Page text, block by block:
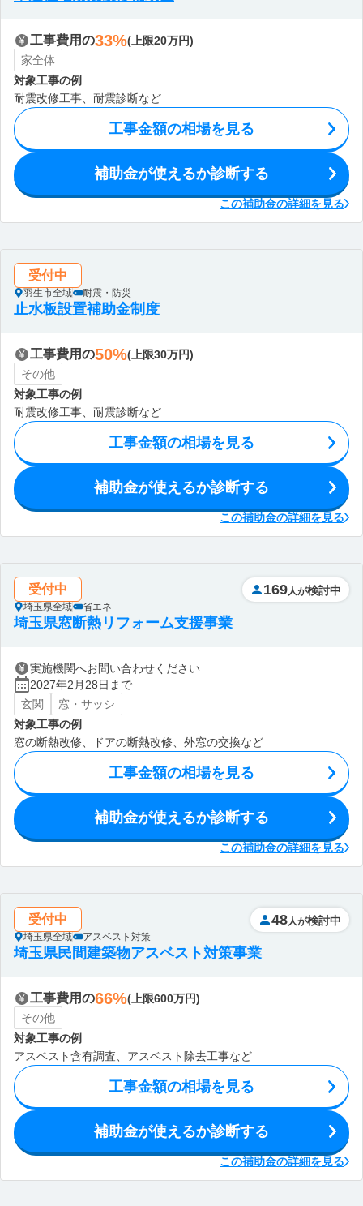
工事費用の33%(上限20万円)
家全体
対象工事の例
耐震改修工事、耐震診断など
工事金額の相場を見る
補助金が使えるか診断する
この補助金の詳細を見る
受付中
羽生市全域 耐震・防災
止水板設置補助金制度
工事費用の50%(上限30万円)
その他
対象工事の例
耐震改修工事、耐震診断など
工事金額の相場を見る
補助金が使えるか診断する
この補助金の詳細を見る
受付中
埼玉県全域 省エネ
169 人が検討中
埼玉県窓断熱リフォーム支援事業
実施機関へお問い合わせください
2027年2月28日まで
玄関
窓・サッシ
対象工事の例
窓の断熱改修、ドアの断熱改修、外窓の交換など
工事金額の相場を見る
補助金が使えるか診断する
この補助金の詳細を見る
受付中
埼玉県全域 アスベスト対策
48 人が検討中
埼玉県民間建築物アスベスト対策事業
工事費用の66%(上限600万円)
その他
対象工事の例
アスベスト含有調査、アスベスト除去工事など
工事金額の相場を見る
補助金が使えるか診断する
この補助金の詳細を見る